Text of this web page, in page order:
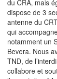
du CRA, mais
dispose de 3
antenne du
qui
notamment un
Bevera. Nous
TND, de
collabore et